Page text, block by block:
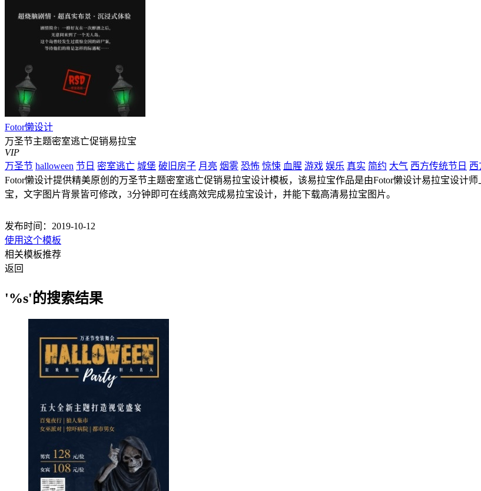
Fotor懒设计
万圣节主题密室逃亡促销易拉宝
VIP
万圣节 halloween 节日 密室逃亡 城堡 破旧房子 月亮 烟雾 恐怖 惊悚 血腥 游戏 娱乐 真实 简约 大气 西方传统节日 西
Fotor懒设计提供精美原创的万圣节主题密室逃亡促销易拉宝设计模板，该易拉宝作品是由Fotor懒设计易拉宝设计
宝，文字图片背景皆可修改，3分钟即可在线高效完成易拉宝设计，并能下载高清易拉宝图片。
发布时间：2019-10-12
使用这个模板
相关模板推荐
返回
'%s'的搜索结果